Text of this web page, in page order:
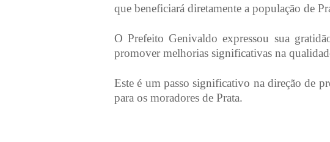
que beneficiará diretamente a população de
O Prefeito Genivaldo expressou sua
promover melhorias significativas na
Este é um passo significativo na direção de
para os moradores de Prata.